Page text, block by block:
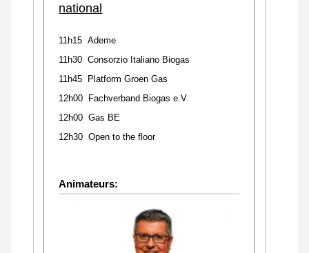
national
11h15 Ademe
11h30 Consorzio Italiano Biogas
11h45 Platform Groen Gas
12h00 Fachverband Biogas e.V.
12h00 Gas BE
12h30 Open to the floor
Animateurs: